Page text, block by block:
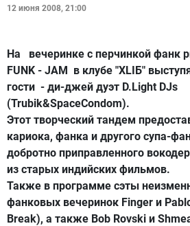
12 июня 2008, 21:00
На вечеринке c перчинкой фанк
FUNK - JAM в клубе "XLIБ"
гости - ди-джей дуэт D.Light DJs
(Trubik&SpaceCondom).
Этот творческий тандем
кариока, фанка и другого супа-
добротно приправленного
из старых индийских фильмов.
Также в программе сэты
фанковых вечеринок Finger и
Break), а также Bob Rovski и